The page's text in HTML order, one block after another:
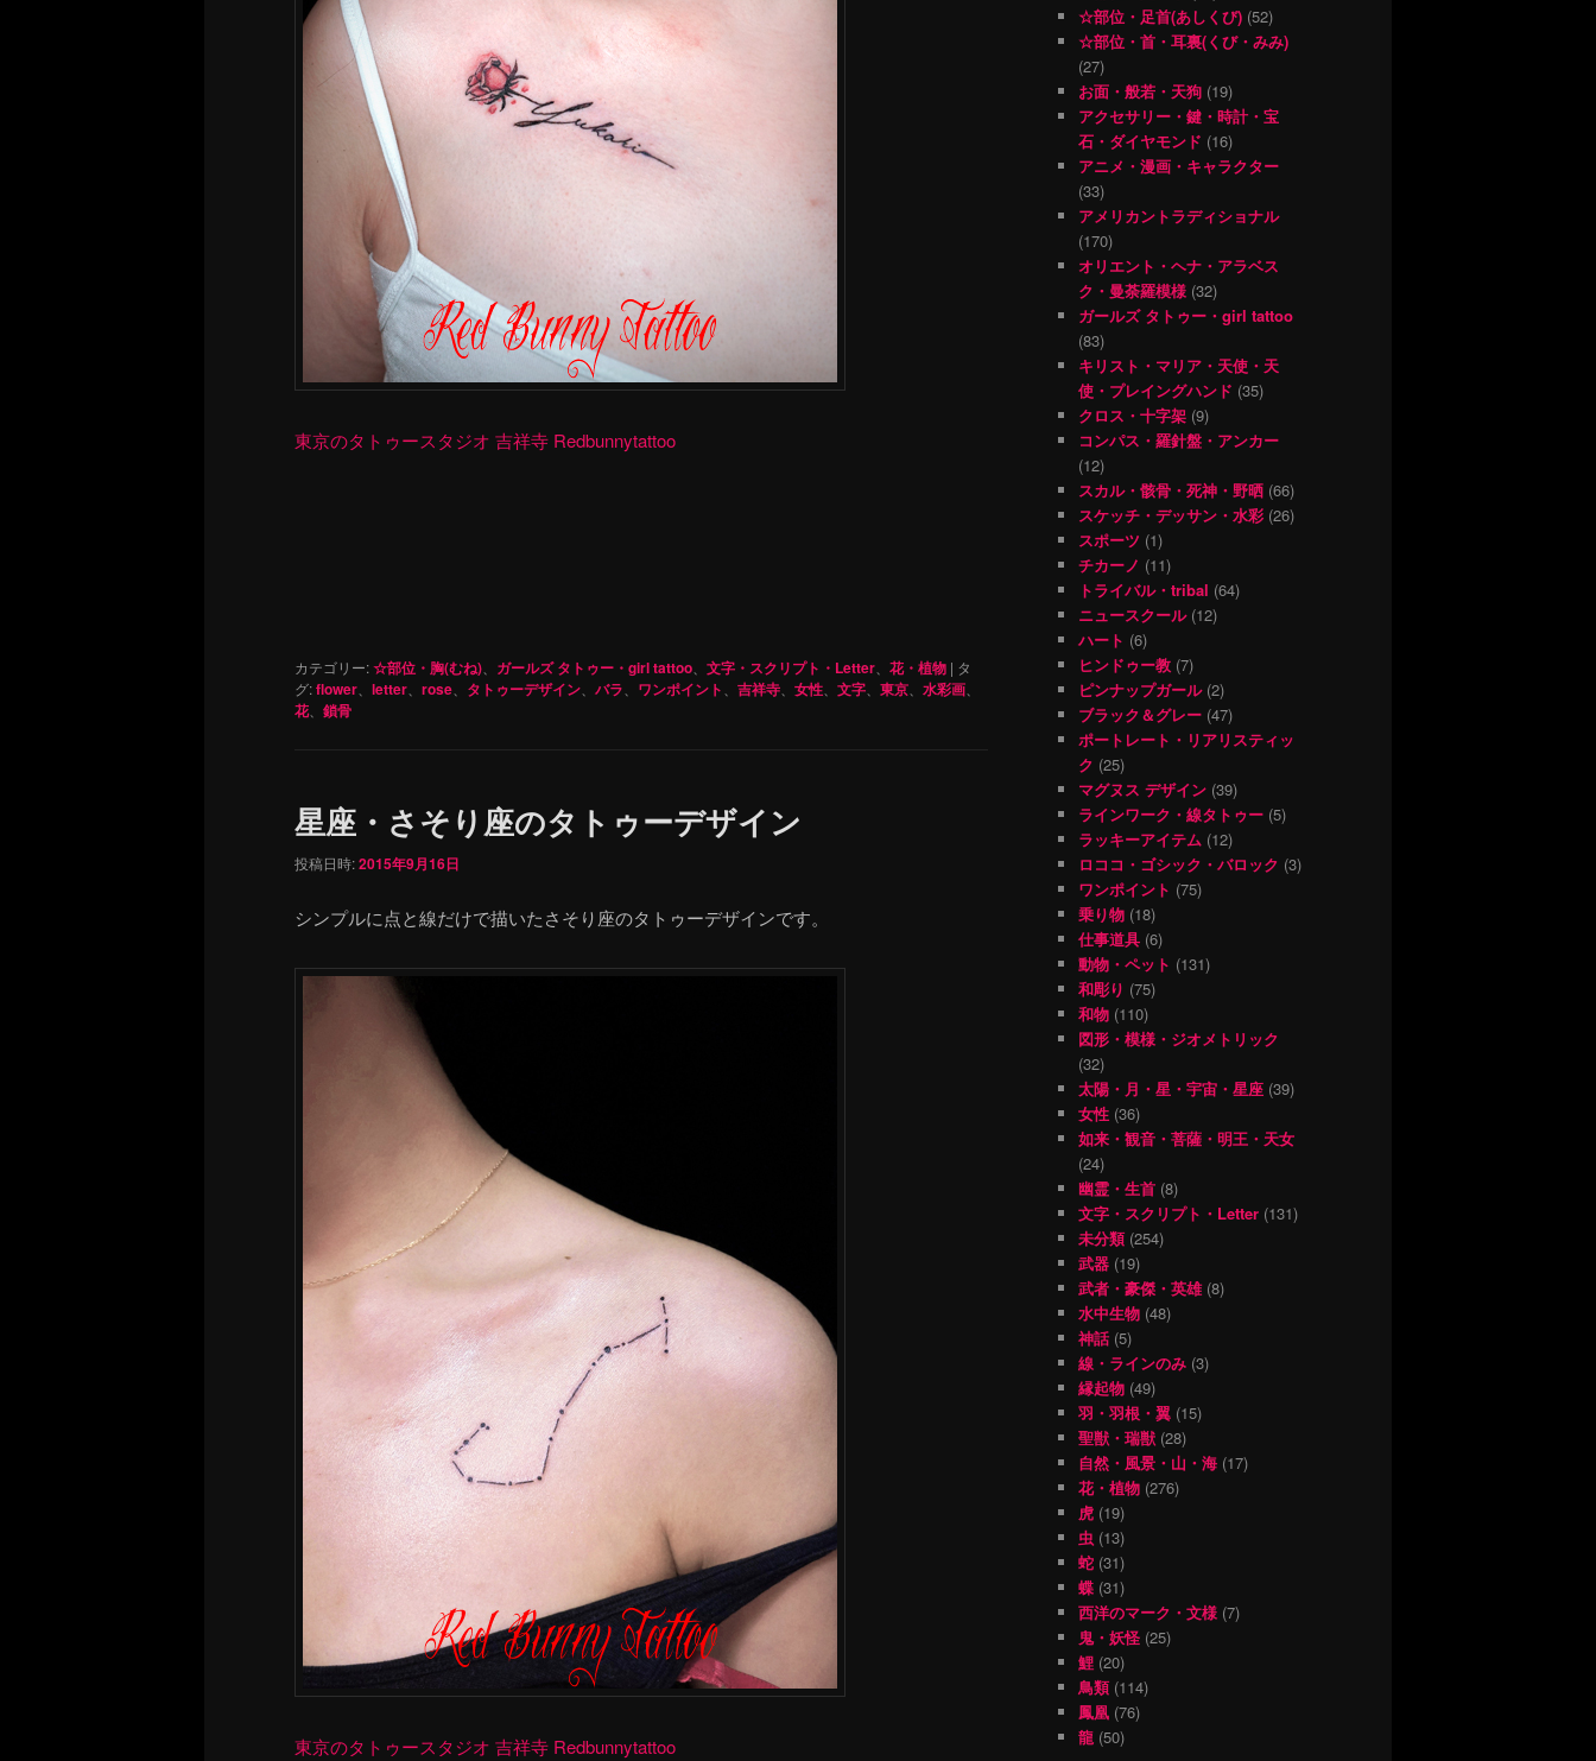
東京のタトゥースタジオ 吉祥寺 Redbunnytattoo
カテゴリー:☆部位・胸(むね) ガールズ タトゥー・girl tattoo 文字・スクリプト・Letter 花・植物 | タ
グ:flower letter rose タトゥーデザイン バラ ワンポイント 吉祥寺 女性 文字 東京 水彩画
花、 鎖骨
星座・さそり座のタトゥーデザイン
投稿日時:2015年9月16日
シンプルに点と線だけで描いたさそり座のタトゥーデザインです。
東京のタトゥースタジオ 吉祥寺 Redbunnytattoo
☆部位・足首(あしくび) (52)
☆部位・首・耳裏(くび・みみ)
(27)
お面・般若・天狗 (19)
アクセサリー・鍵・時計・宝
石・ダイヤモンド (16)
アニメ・漫画・キャラクター
(33)
アメリカントラディショナル
(170)
オリエント・ヘナ・アラベス
ク・曼荼羅模様 (32)
ガールズ タトゥー・girl tattoo
(83)
キリスト・マリア・天使・天
使・プレイングハンド (35)
クロス・十字架 (9)
コンパス・羅針盤・アンカー
(12)
スカル・骸骨・死神・野晒 (66)
スケッチ・デッサン・水彩 (26)
スポーツ (1)
チカーノ (11)
トライバル・tribal (64)
ニュースクール(12)
ハート (6)
ヒンドゥー教 (7)
ピンナップガール(2)
ブラック＆グレー (47)
ポートレート・リアリスティッ
ク (25)
マグヌス デザイン (39)
ラインワーク・線タトゥー (5)
ラッキーアイテム (12)
ロココ・ゴシック・バロック (3)
ワンポイント (75)
乗り物 (18)
仕事道具 (6)
動物・ペット (131)
和彫り (75)
和物 (110)
図形・模様・ジオメトリック
(32)
太陽・月・星・宇宙・星座 (39)
女性 (36)
如来・観音・菩薩・明王・天女
(24)
幽霊・生首 (8)
文字・スクリプト・Letter (131)
未分類(254)
武器 (19)
武者・豪傑・英雄(8)
水中生物 (48)
神話 (5)
線・ラインのみ (3)
縁起物 (49)
羽・羽根・翼 (15)
聖獣・瑞獣 (28)
自然・風景・山・海 (17)
花・植物 (276)
虎 (19)
虫 (13)
蛇 (31)
蝶 (31)
西洋のマーク・文様 (7)
鬼・妖怪 (25)
鯉 (20)
鳥類(114)
鳳凰 (76)
龍 (50)